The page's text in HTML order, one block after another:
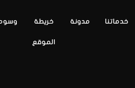
خدماتنا مدونة خريطة
الموقع